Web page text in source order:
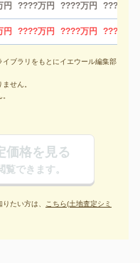
円 ????万円 ????万円 ????万円
円 ????万円 ????万円 ????万円
ブラリをもとにイエウール編集部
せん。
価格を見る
できます。
たい方は、 こちら(土地査定シミ